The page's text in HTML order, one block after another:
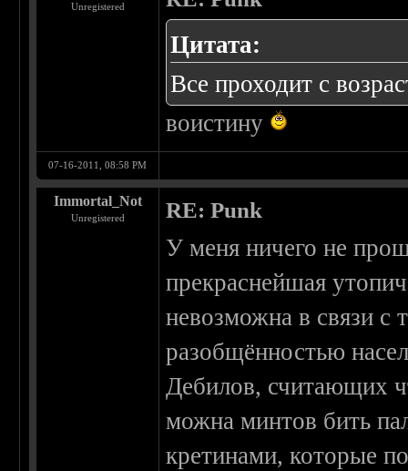
Unregistered
Цитата:
Все проходит с
воистину
07-16-2011, 08:58 PM
Immortal_Not
Unregistered RE: Punk
У меня ничего не
прекраснейшая
невозможна в связи с
разобщённостью
Дебилов, считающих
можна минтов бить
кретинами, которые